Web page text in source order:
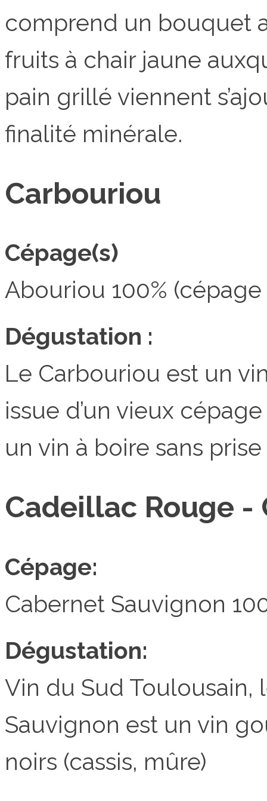
comprend un bouquet
fruits à chair jaune
pain grillé viennent
finalité minérale.
Carbouriou
Cépage(s)
Abouriou 100%
Dégustation :
Le Carbouriou est un
issue d’un vieux
un vin à boire sans
Cadeillac Rouge -
Cépage:
Cabernet Sauvignon
Dégustation:
Vin du Sud
Sauvignon est un vin
noirs (cassis, mûre)